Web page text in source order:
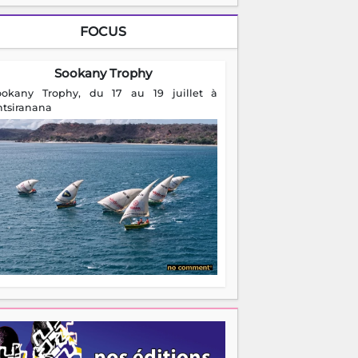
FOCUS
Sookany Trophy
Trophy, du 17 au 19 juillet à